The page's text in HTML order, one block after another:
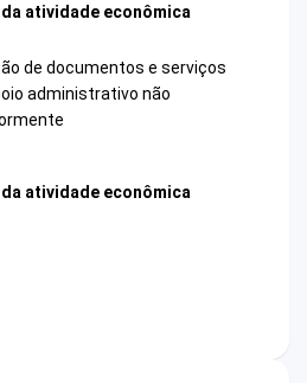
atividade econômica
de documentos e serviços
administrativo não
atividade econômica